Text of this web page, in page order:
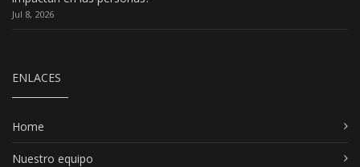
Jul 8, 2026
ENLACES
Home
Nuestro equipo